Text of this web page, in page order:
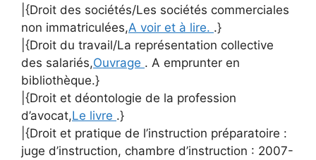
|{Droit des sociétés/Les sociétés commerciales
non immatriculées,A voir et à lire. .}
|{Droit du travail/La représentation collective
des salariés,Ouvrage . A emprunter en
bibliothèque.}
|{Droit et déontologie de la profession
d’avocat,Le livre .}
|{Droit et pratique de l’instruction préparatoire :
juge d’instruction, chambre d’instruction : 2007-